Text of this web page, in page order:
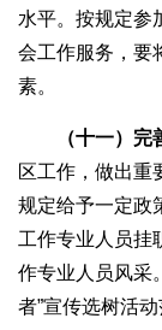
水平。按规定参
会工作服务，要
素。
（十一）完
区工作，做出重
规定给予一定政
工作专业人员挂
作专业人员风采
者”宣传选树活动